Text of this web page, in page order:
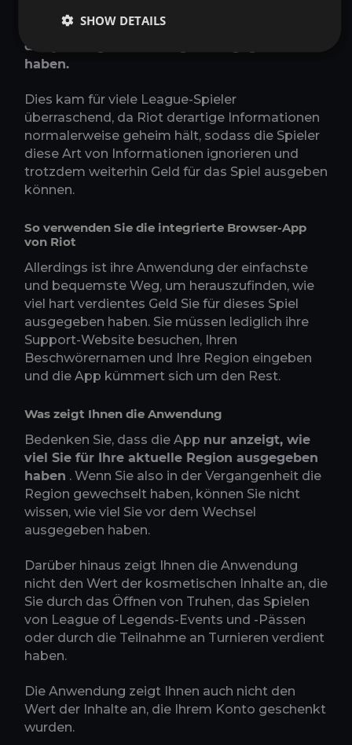
wie viel Geld Sie für League of Legends in
den jeweiligen Währungen ausgegeben
haben.
Dies kam für viele League-Spieler
überraschend, da Riot derartige Informationen
normalerweise geheim hält, sodass die Spieler
diese Art von Informationen ignorieren und
trotzdem weiterhin Geld für das Spiel ausgeben
können.
So verwenden Sie die integrierte Browser-App
von Riot
Allerdings ist ihre Anwendung der einfachste
und bequemste Weg, um herauszufinden, wie
viel hart verdientes Geld Sie für dieses Spiel
ausgegeben haben. Sie müssen lediglich ihre
Support-Website besuchen, Ihren
Beschwörernamen und Ihre Region eingeben
und die App kümmert sich um den Rest.
Was zeigt Ihnen die Anwendung
Bedenken Sie, dass die App nur anzeigt, wie
viel Sie für Ihre aktuelle Region ausgegeben
haben . Wenn Sie also in der Vergangenheit die
Region gewechselt haben, können Sie nicht
wissen, wie viel Sie vor dem Wechsel
ausgegeben haben.
Darüber hinaus zeigt Ihnen die Anwendung
nicht den Wert der kosmetischen Inhalte an, die
Sie durch das Öffnen von Truhen, das Spielen
von League of Legends-Events und -Pässen
oder durch die Teilnahme an Turnieren verdient
haben.
Die Anwendung zeigt Ihnen auch nicht den
Wert der Inhalte an, die Ihrem Konto geschenkt
wurden.
SHOW DETAILS